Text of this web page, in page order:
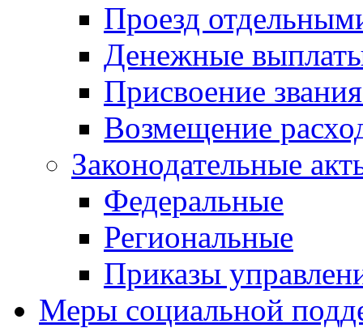
Проезд
Денежные
Присвоение
Возмещение
Законодательные
Федеральные
Региональные
Приказы
Меры социальной